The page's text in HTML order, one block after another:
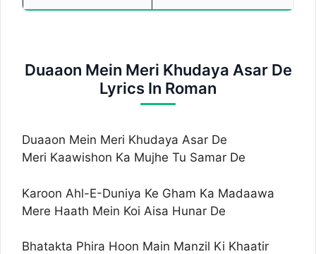
Duaaon Mein Meri Khudaya Asar De
Lyrics In Roman
Duaaon Mein Meri Khudaya Asar De
Meri Kaawishon Ka Mujhe Tu Samar De
Karoon Ahl-E-Duniya Ke Gham Ka Madaawa
Mere Haath Mein Koi Aisa Hunar De
Bhatakta Phira Hoon Main Manzil Ki Khaatir